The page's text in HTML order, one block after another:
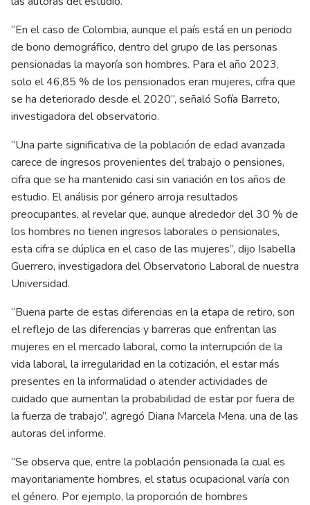
“En el caso de Colombia, aunque el país está en un periodo
de bono demográfico, dentro del grupo de las personas
pensionadas la mayoría son hombres. Para el año 2023,
solo el 46,85 % de los pensionados eran mujeres, cifra que
se ha deteriorado desde el 2020”, señaló Sofía Barreto,
investigadora del observatorio.
“Una parte significativa de la población de edad avanzada
carece de ingresos provenientes del trabajo o pensiones,
cifra que se ha mantenido casi sin variación en los años de
estudio. El análisis por género arroja resultados
preocupantes, al revelar que, aunque alrededor del 30 % de
los hombres no tienen ingresos laborales o pensionales,
esta cifra se dúplica en el caso de las mujeres”, dijo Isabella
Guerrero, investigadora del Observatorio Laboral de nuestra
Universidad.
“Buena parte de estas diferencias en la etapa de retiro, son
el reflejo de las diferencias y barreras que enfrentan las
mujeres en el mercado laboral, como la interrupción de la
vida laboral, la irregularidad en la cotización, el estar más
presentes en la informalidad o atender actividades de
cuidado que aumentan la probabilidad de estar por fuera de
la fuerza de trabajo”, agregó Diana Marcela Mena, una de las
autoras del informe.
“Se observa que, entre la población pensionada la cual es
mayoritariamente hombres, el status ocupacional varía con
el género. Por ejemplo, la proporción de hombres